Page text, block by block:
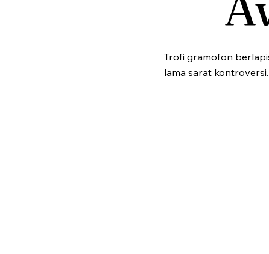
Trofi gramofon
lama sarat kontroversi.